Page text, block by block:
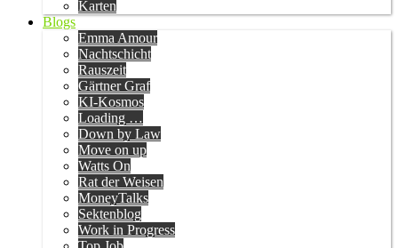
Karten
Blogs
Emma Amour
Nachtschicht
Rauszeit
Gärtner Graf
KI-Kosmos
Loading …
Down by Law
Move on up
Watts On
Rat der Weisen
MoneyTalks
Sektenblog
Work in Progress